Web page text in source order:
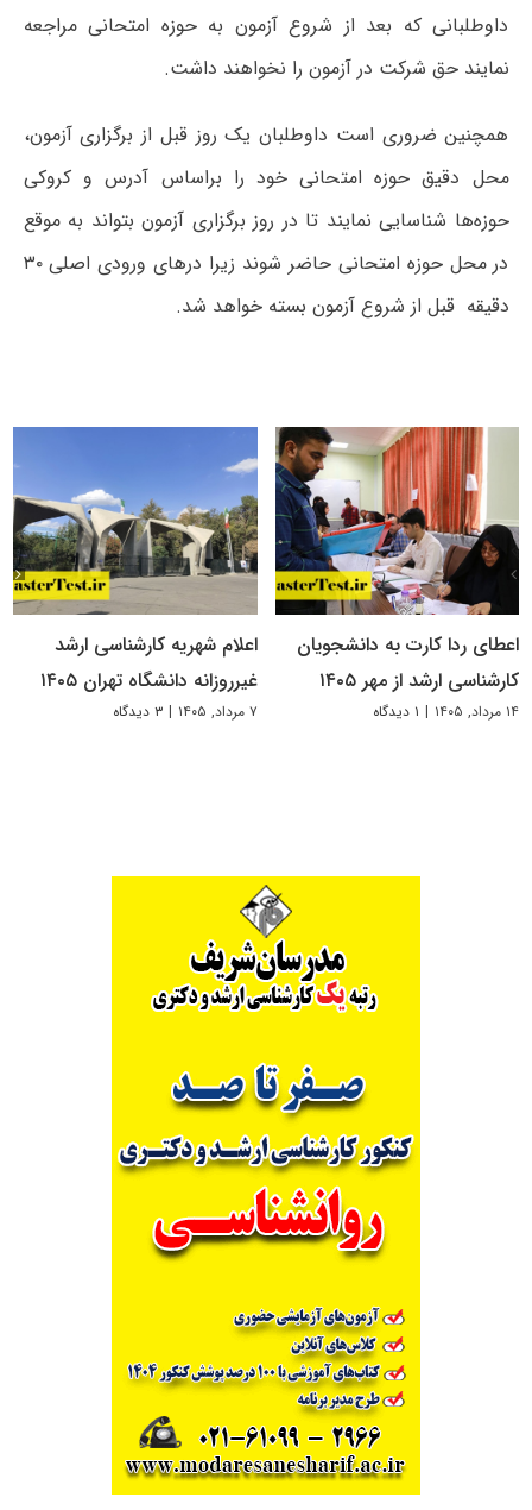
داوطلبانی که بعد از شروع آزمون به حوزه امتحانی مراجعه
نمایند حق شرکت در آزمون را نخواهند داشت.
همچنین ضروری است داوطلبان یک روز قبل از برگزاری آزمون،
محل دقیق حوزه‌ امتحانی خود را براساس آدرس و کروکی
حوزه‌ها شناسایی نمایند تا در روز برگزاری آزمون بتواند به موقع
در محل حوزه امتحانی حاضر شوند زیرا درهای ورودی اصلی ۳۰
دقیقه قبل از شروع آزمون بسته خواهد شد.
اعطای ردا کارت به دانشجویان
کارشناسی ارشد از مهر ۱۴۰۵
۱۴ مرداد, ۱۴۰۵ | ۱ دیدگاه
اعلام شهریه کارشناسی ارشد
غیرروزانه دانشگاه تهران ۱۴۰۵
۷ مرداد, ۱۴۰۵ | ۳ دیدگاه